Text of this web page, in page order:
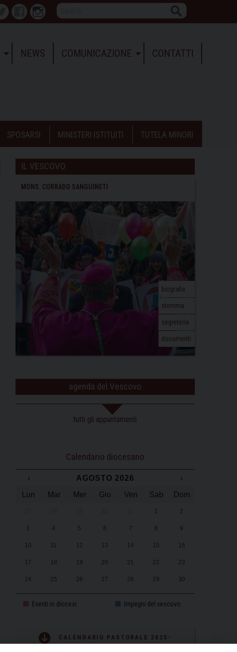
Twitter FacebookInstagram
NEWS COMUNICAZIONE CONTATTI
SPOSARSI MINISTERI ISTITUITI TUTELA MINORI
IL VESCOVO
MONS. CORRADO SANGUINETI
biografia
stemma
segreteria
documenti
agenda del Vescovo
tutti gli appuntamenti
Calendario diocesano
‹ AGOSTO 2026
›
Lun
Mar Mer Gio Ven Sab Dom
1 2
3 4 5 6 7 8 9
10 11 12 13 14 15 16
17 18 19 20 21 22 23
24 25 26 27 28 29 30
31 1 2 3 4 5 6
Eventi in diocesi Impegni del vescovo
CALENDARIO PASTORALE 2025-